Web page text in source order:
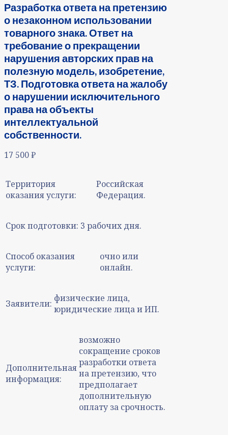
Разработка ответа на претензию
о незаконном использовании
товарного знака. Ответ на
требование о прекращении
нарушения авторских прав на
полезную модель, изобретение,
ТЗ. Подготовка ответа на жалобу
о нарушении исключительного
права на объекты
интеллектуальной
собственности.
17 500₽
Территория
оказания услуги:
Российская
Федерация.
Срок подготовки: 3 рабочих дня.
Способ оказания
услуги:
очно или
онлайн.
Заявители: физические лица,
юридические лица и ИП.
Дополнительная
информация:
возможно
сокращение сроков
разработки ответа
на претензию, что
предполагает
дополнительную
оплату за срочность.